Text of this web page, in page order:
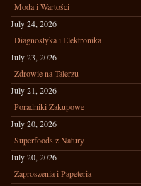
Moda i Wartości
July 24, 2026
Diagnostyka i Elektronika
July 23, 2026
Zdrowie na Talerzu
July 21, 2026
Poradniki Zakupowe
July 20, 2026
Superfoods z Natury
July 20, 2026
Zaproszenia i Papeteria